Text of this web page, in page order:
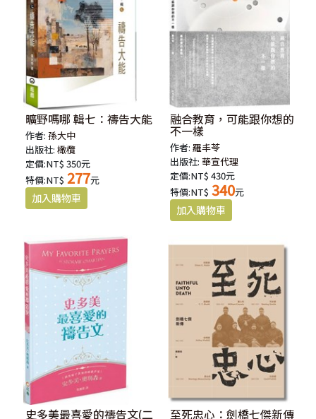
曠野嗎哪 輯七：禱告大能
作者:孫大中
出版社:橄欖
定價:NT$ 350元
特價:NT$ 277元
融合教育，可能跟你想的
不一樣
作者:羅丰苓
出版社:華宣代理
定價:NT$ 430元
特價:NT$ 340元
史多美最喜愛的禱告文(二 至死忠心：劍橋七傑新傳